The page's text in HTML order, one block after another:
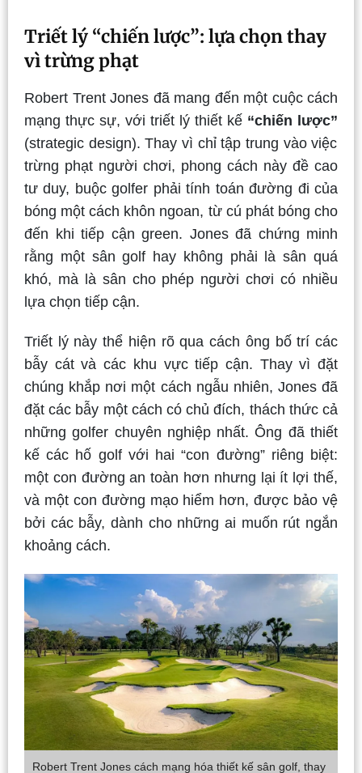
Triết lý “chiến lược”: lựa chọn thay
vì trừng phạt
Robert Trent Jones đã mang đến một cuộc cách
mạng thực sự, với triết lý thiết kế “chiến lược”
(strategic design). Thay vì chỉ tập trung vào việc
trừng phạt người chơi, phong cách này đề cao
tư duy, buộc golfer phải tính toán đường đi của
bóng một cách khôn ngoan, từ cú phát bóng cho
đến khi tiếp cận green. Jones đã chứng minh
rằng một sân golf hay không phải là sân quá
khó, mà là sân cho phép người chơi có nhiều
lựa chọn tiếp cận.
Triết lý này thể hiện rõ qua cách ông bố trí các
bẫy cát và các khu vực tiếp cận. Thay vì đặt
chúng khắp nơi một cách ngẫu nhiên, Jones đã
đặt các bẫy một cách có chủ đích, thách thức cả
những golfer chuyên nghiệp nhất. Ông đã thiết
kế các hố golf với hai “con đường” riêng biệt:
một con đường an toàn hơn nhưng lại ít lợi thế,
và một con đường mạo hiểm hơn, được bảo vệ
bởi các bẫy, dành cho những ai muốn rút ngắn
khoảng cách.
Robert Trent Jones cách mạng hóa thiết kế sân golf, thay